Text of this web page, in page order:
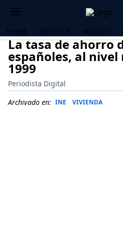
HOME POLÍTICA MUNDO
La tasa de ahorro
españoles, al nivel
1999
Periodista Digital
Archivado en: INE VIVIENDA